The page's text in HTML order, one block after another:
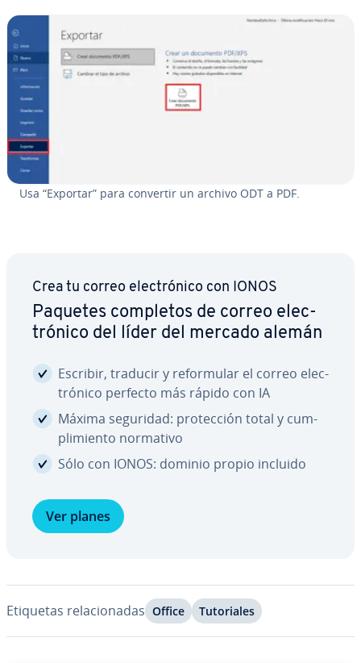
Usa “Exportar” para convertir un archivo ODT a PDF.
Crea tu correo ele­c­tró­ni­co con IONOS
Paquetes completos de correo ele­c­
tró­ni­co del líder del mercado alemán
Escribir, traducir y re­fo­r­mu­lar el correo ele­c­
tró­ni­co perfecto más rápido con IA
Máxima seguridad: pro­te­c­ción total y cu­m­
pli­mie­n­to normativo
Sólo con IONOS: dominio propio incluido
Ver planes
Etiquetas re­la­cio­na­das Office Tu­to­ria­les